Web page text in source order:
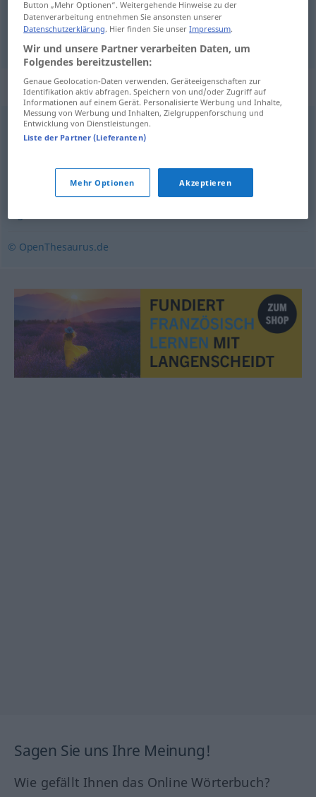
narcissismem Narzissmus
Synonyme für "Narzissmus"
Hoffart (veraltend),Blasiertheit
Hochmut ,Arroganz Selbstgefälligkeit
© OpenThesaurus.de
Sagen Sie uns Ihre Meinung!
Wie gefällt Ihnen das Online Wörterbuch?
Button „Mehr Optionen“. Weitergehende Hinweise zu der
Datenverarbeitung entnehmen Sie ansonsten unserer
Datenschutzerklärung. Hier finden Sie unserImpressum.
Wir und unsere Partner verarbeiten Daten, um
Folgendes bereitzustellen:
Genaue Geolocation-Daten verwenden. Geräteeigenschaften zur
Identifikation aktiv abfragen. Speichern von und/oder Zugriff auf
Informationen auf einem Gerät. Personalisierte Werbung und Inhalte,
Messung von Werbung und Inhalten, Zielgruppenforschung und
Entwicklung von Dienstleistungen.
Liste der Partner (Lieferanten)
Mehr Optionen Akzeptieren